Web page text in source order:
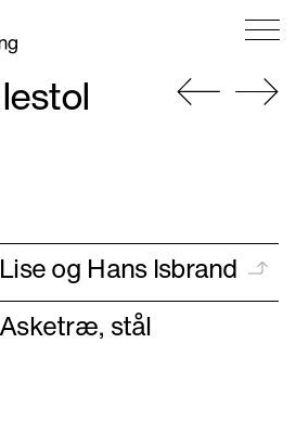
Lise og Hans Isbrand
Asketræ, stål